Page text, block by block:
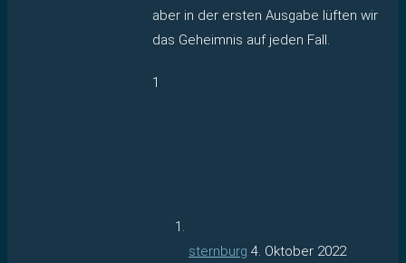
aber in der ersten Ausgabe lüften wir
das Geheimnis auf jeden Fall.
1
sternburg 4. Oktober 2022